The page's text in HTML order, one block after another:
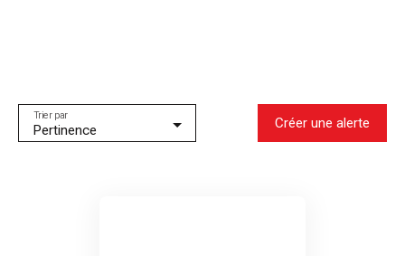
La Teste-de-Buch (33260)
Pertinence
Trier par Créer une alerte